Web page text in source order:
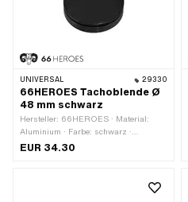
Tachoaufnahme: 48 mm ·
Gewindegrösse: M8 ·
Batteriebetrieben: Nein · Anzahl
UNIVERSAL 29330
66HEROES Tachoblende Ø
48 mm schwarz
Hersteller: 66HEROES · Material:
Aluminium · Farbe: schwarz ·
Oberfläche: eloxiert · Ø
EUR 34.30